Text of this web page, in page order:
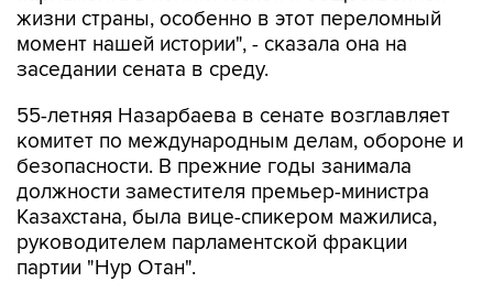
жизни страны, особенно в этот переломный
момент нашей истории", - сказала она на
заседании сената в среду.
55-летняя Назарбаева в сенате возглавляет
комитет по международным делам, обороне и
безопасности. В прежние годы занимала
должности заместителя премьер-министра
Казахстана, была вице-спикером мажилиса,
руководителем парламентской фракции
партии "Нур Отан".